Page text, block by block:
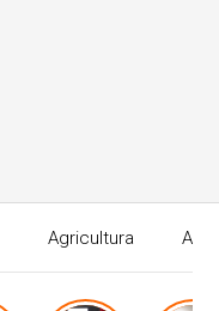
Agricultura